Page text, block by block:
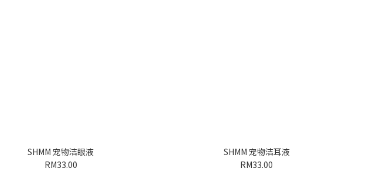
SHMM 宠物洁眼液
RM33.00
SHMM 宠物洁耳液
RM33.00